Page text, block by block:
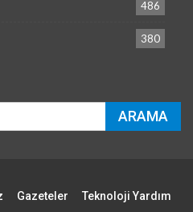
486
380
Gazeteler Teknoloji Yardım